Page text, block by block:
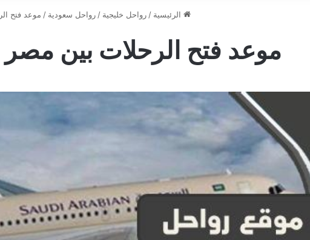
الرئيسية / رواحل خليجية / رواحل سعودية / موعد فتح
موعد فتح الرحلات بين مصر